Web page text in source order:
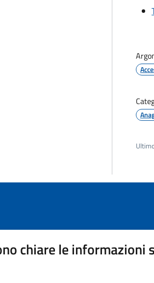
chiare le informazioni